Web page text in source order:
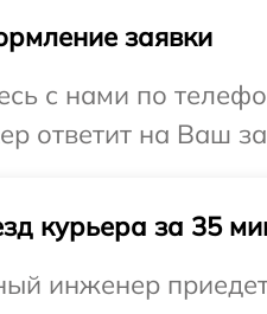
заявки
с нами по
ответит на Ваш
курьера за 35
инженер